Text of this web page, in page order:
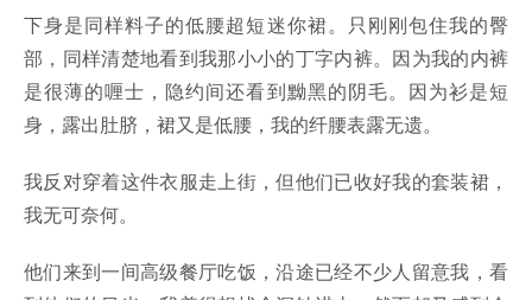
下身是同样料子的低腰超短迷你裙。只刚刚包住我的臀
部，同样清楚地看到我那小小的丁字内裤。因为我的内裤
是很薄的喱士，隐约间还看到黝黑的阴毛。因为衫是短
身，露出肚脐，裙又是低腰，我的纤腰表露无遗。
我反对穿着这件衣服走上街，但他们已收好我的套装裙，
我无可奈何。
他们来到一间高级餐厅吃饭，沿途已经不少人留意我，看